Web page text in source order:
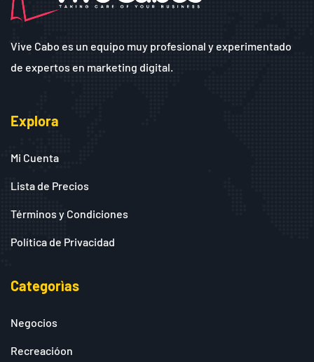
Vive Cabo es un equipo muy profesional y experimentado
de expertos en marketing digital.
Explora
Mi Cuenta
Lista de Precios
Términos y Condiciones
Política de Privacidad
Categorìas
Negocios
Recreacióon